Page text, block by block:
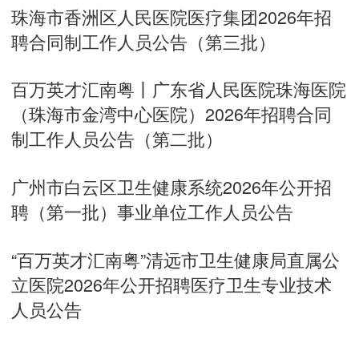
珠海市香洲区人民医院医疗集团2026年招
聘合同制工作人员公告（第三批）
百万英才汇南粤丨广东省人民医院珠海医院
（珠海市金湾中心医院）2026年招聘合同
制工作人员公告（第二批）
广州市白云区卫生健康系统2026年公开招
聘（第一批）事业单位工作人员公告
“百万英才汇南粤”清远市卫生健康局直属公
立医院2026年公开招聘医疗卫生专业技术
人员公告